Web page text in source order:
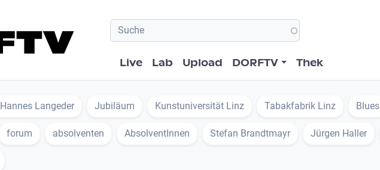
Hauptnavigation
Live Lab Upload DORFTV Thek
Hannes Langeder Jubiläum Kunstuniversität Linz Tabakfabrik Linz Blues
forum absolventen AbsolventInnen Stefan Brandtmayr Jürgen Haller